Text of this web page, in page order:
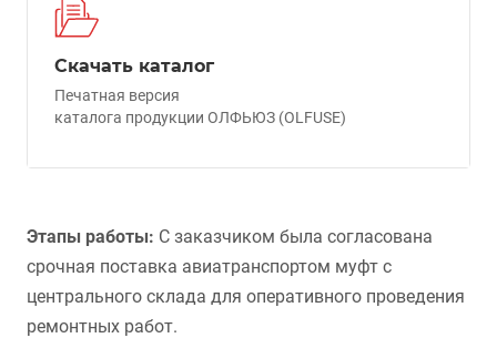
Скачать каталог
Печатная версия
каталога продукции ОЛФЬЮЗ (OLFUSE)
Этапы работы: С заказчиком была согласована
срочная поставка авиатранспортом муфт с
центрального склада для оперативного проведения
ремонтных работ.